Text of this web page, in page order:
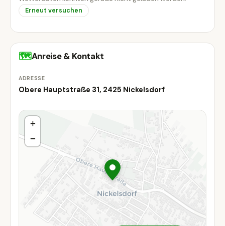
Erneut versuchen
🗺Anreise & Kontakt
ADRESSE
Obere Hauptstraße 31, 2425 Nickelsdorf
+
−